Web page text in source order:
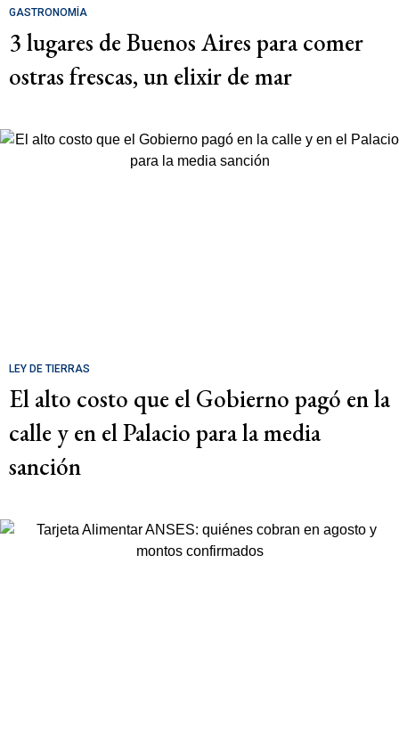
GASTRONOMÍA
3 lugares de Buenos Aires para comer
ostras frescas, un elixir de mar
LEY DE TIERRAS
El alto costo que el Gobierno pagó en la
calle y en el Palacio para la media
sanción